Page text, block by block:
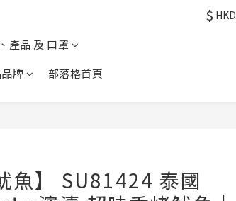
$ HKD
產品 及 口罩
牌 部落格首頁
魚】 SU81424 泰國